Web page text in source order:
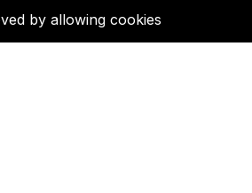
by allowing cookies.